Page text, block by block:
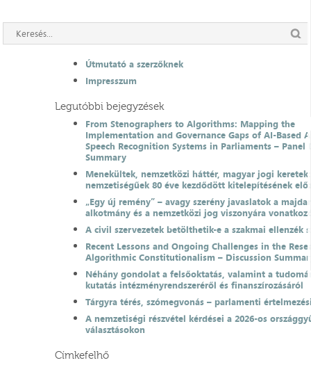
Útmutató a szerzőknek
Impresszum
Legutóbbi bejegyzések
From Stenographers to Algorithms: Mapping the
Implementation and Governance Gaps of AI-Based
Speech Recognition Systems in Parliaments – Panel
Summary
Menekültek, nemzetközi háttér, magyar jogi
nemzetiségűek 80 éve kezdődött kitelepítésének
„Egy új remény” – avagy szerény javaslatok a
alkotmány és a nemzetközi jog viszonyára
A civil szervezetek betölthetik-e a szakmai ellenzék
Recent Lessons and Ongoing Challenges in the
Algorithmic Constitutionalism – Discussion
Néhány gondolat a felsőoktatás, valamint a
kutatás intézményrendszeréről és finanszírozásáról
Tárgyra térés, szómegvonás – parlamenti
A nemzetiségi részvétel kérdései a 2026-os
választásokon
Címkefelhő